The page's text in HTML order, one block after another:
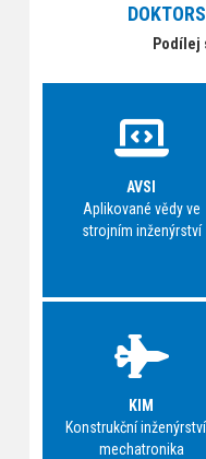
Podílej
AVSI
Aplikované vědy ve
strojním inženýrství
KIM
Konstrukční
mechatronika